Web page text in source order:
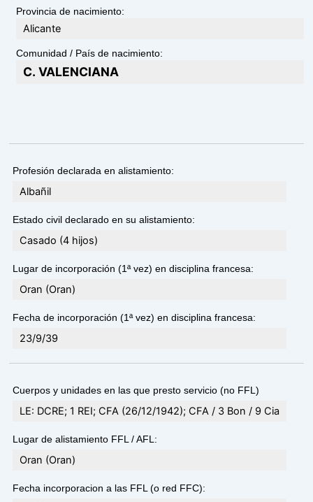
Provincia de nacimiento:
Alicante
Comunidad / País de nacimiento:
C. VALENCIANA
Profesión declarada en alistamiento:
Albañil
Estado civil declarado en su alistamiento:
Casado (4 hijos)
Lugar de incorporación (1ª vez) en disciplina francesa:
Oran (Oran)
Fecha de incorporación (1ª vez) en disciplina francesa:
23/9/39
Cuerpos y unidades en las que presto servicio (no FFL)
LE: DCRE; 1 REI; CFA (26/12/1942); CFA / 3 Bon / 9 Cia
Lugar de alistamiento FFL / AFL:
Oran (Oran)
Fecha incorporacion a las FFL (o red FFC):